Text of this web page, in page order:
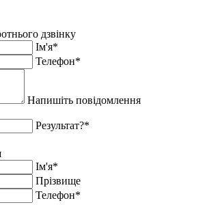
дзвінку
Ім'я*
Телефон*
Напишіть повідомлення
Результат?*
Ім'я*
Прiзвище
Телефон*